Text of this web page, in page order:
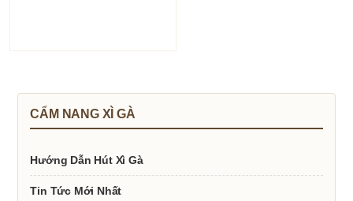
CẨM NANG XÌ GÀ
Hướng Dẫn Hút Xì Gà
Tin Tức Mới Nhất